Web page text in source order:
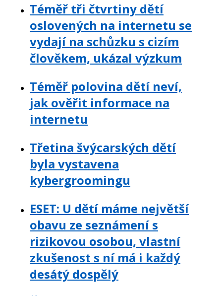
Téměř tři čtvrtiny dětí
oslovených na internetu se
vydají na schůzku s cizím
člověkem, ukázal výzkum
Téměř polovina dětí neví,
jak ověřit informace na
internetu
Třetina švýcarských dětí
byla vystavena
kybergroomingu
ESET: U dětí máme největší
obavu ze seznámení s
rizikovou osobou, vlastní
zkušenost s ní má i každý
desátý dospělý